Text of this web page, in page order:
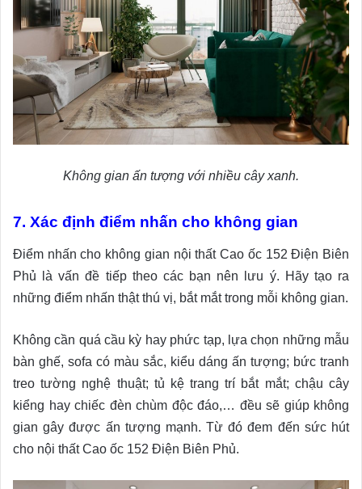
Không gian ấn tượng với nhiều cây xanh.
7. Xác định điểm nhấn cho không gian
Điểm nhấn cho không gian nội thất Cao ốc 152 Điện Biên
Phủ là vấn đề tiếp theo các bạn nên lưu ý. Hãy tạo ra
những điểm nhấn thật thú vị, bắt mắt trong mỗi không gian.
Không cần quá cầu kỳ hay phức tạp, lựa chọn những mẫu
bàn ghế, sofa có màu sắc, kiểu dáng ấn tượng; bức tranh
treo tường nghệ thuật; tủ kệ trang trí bắt mắt; chậu cây
kiểng hay chiếc đèn chùm độc đáo,… đều sẽ giúp không
gian gây được ấn tượng mạnh. Từ đó đem đến sức hút
cho nội thất Cao ốc 152 Điện Biên Phủ.